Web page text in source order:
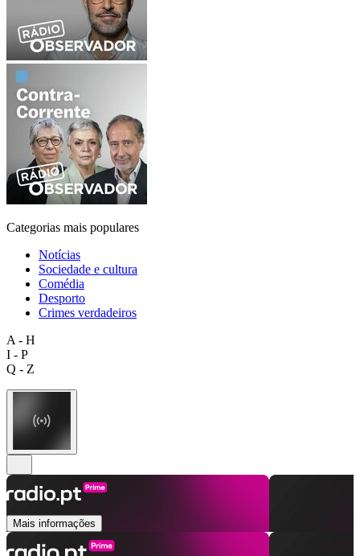
Categorias mais populares
Notícias
Sociedade e cultura
Comédia
Desporto
Crimes verdadeiros
A - H
I - P
Q - Z
Mais informações